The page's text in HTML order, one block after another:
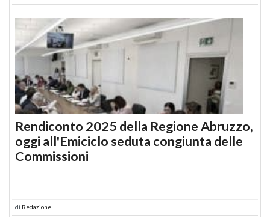
Rendiconto 2025 della Regione Abruzzo,
oggi all'Emiciclo seduta congiunta delle
Commissioni
di Redazione